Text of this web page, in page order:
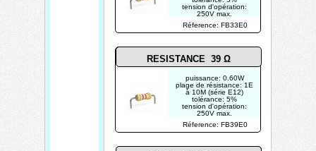
puissance: 0.60W
plage de résistance: 1E
à 10M (série E12)
tolérance: 5%
tension d'opération:
250V max.
photo non contractuelle
Réference: FB39E0
Réference: FB33E0
RESISTANCE 39 Ω
tension d'opération:
250V max.
photo non contractuelle